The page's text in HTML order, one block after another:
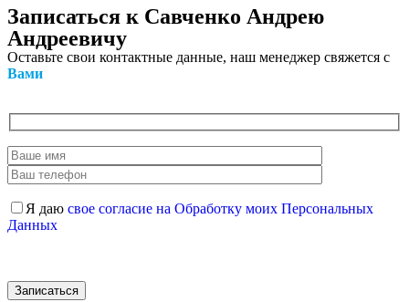
Записаться к Савченко Андрею
Андреевичу
Оставьте свои контактные данные, наш менеджер свяжется с
Вами
Я даю свое согласие на Обработку моих Персональных
Данных